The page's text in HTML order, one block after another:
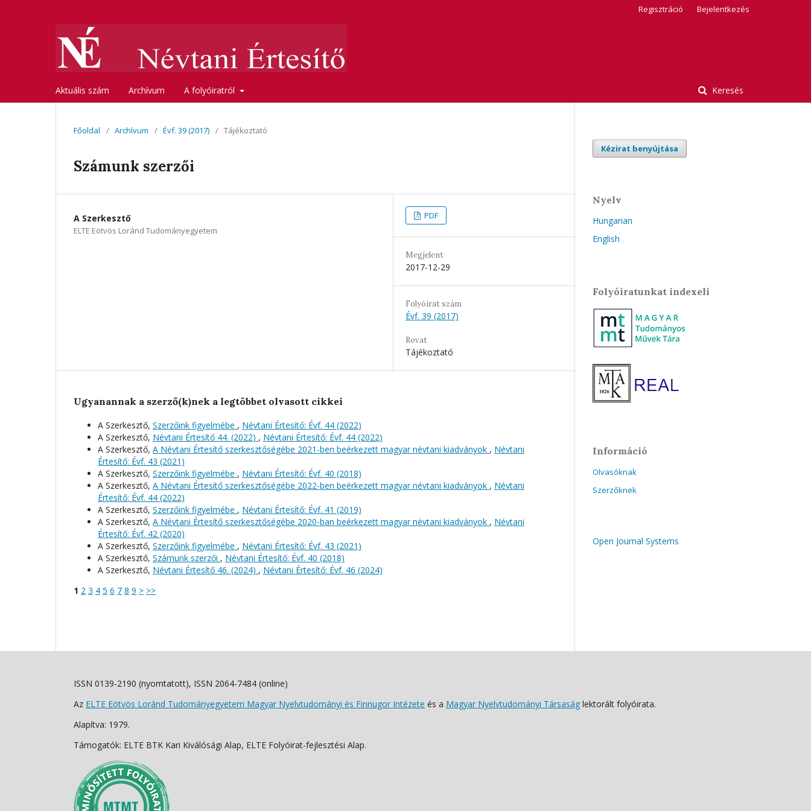
Aktuális szám Archívum A folyóiratról Keresés
Regisztráció Bejelentkezés
Főoldal / Archívum / Évf. 39 (2017) / Tájékoztató
Számunk szerzői
A Szerkesztő
ELTE Eötvös Loránd Tudományegyetem
PDF
Megjelent
2017-12-29
Folyóirat szám
Évf. 39 (2017)
Rovat
Tájékoztató
Ugyanannak a szerző(k)nek a legtöbbet olvasott cikkei
A Szerkesztő, Szerzőink figyelmébe , Névtani Értesítő: Évf. 44 (2022)
A Szerkesztő, Névtani Értesítő 44. (2022) , Névtani Értesítő: Évf. 44 (2022)
A Szerkesztő, A Névtani Értesítő szerkesztőségébe 2021-ben beérkezett magyar névtani kiadványok , Névtani
Értesítő: Évf. 43 (2021)
A Szerkesztő, Szerzőink figyelmébe , Névtani Értesítő: Évf. 40 (2018)
A Szerkesztő, A Névtani Értesítő szerkesztőségébe 2022-ben beérkezett magyar névtani kiadványok , Névtani
Értesítő: Évf. 44 (2022)
A Szerkesztő, Szerzőink figyelmébe , Névtani Értesítő: Évf. 41 (2019)
A Szerkesztő, A Névtani Értesítő szerkesztőségébe 2020-ban beérkezett magyar névtani kiadványok , Névtani
Értesítő: Évf. 42 (2020)
A Szerkesztő, Szerzőink figyelmébe , Névtani Értesítő: Évf. 43 (2021)
A Szerkesztő, Számunk szerzői , Névtani Értesítő: Évf. 40 (2018)
A Szerkesztő, Névtani Értesítő 46. (2024) , Névtani Értesítő: Évf. 46 (2024)
1 2 3 4 5 6 7 8 9 > >>
Kézirat benyújtása
Nyelv
Hungarian
English
Folyóiratunkat indexeli
Információ
Olvasóknak
Szerzőknek
Open Journal Systems
ISSN 0139-2190 (nyomtatott), ISSN 2064-7484 (online)
Az ELTE Eötvös Loránd Tudományegyetem Magyar Nyelvtudományi és Finnugor Intézete és a Magyar Nyelvtudományi Társaság lektorált folyóirata.
Alapítva: 1979.
Támogatók: ELTE BTK Kari Kiválósági Alap, ELTE Folyóirat-fejlesztési Alap.